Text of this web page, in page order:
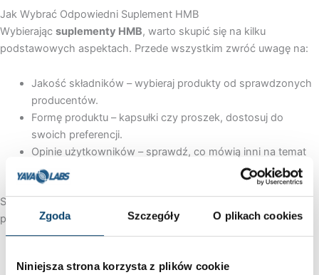
Zgoda Szczegóły O plikach cookies
Niniejsza strona korzysta z plików cookie
Jak Wybrać Odpowiedni Suplement HMB
Wybierając suplementy HMB, warto skupić się na kilku
podstawowych aspektach. Przede wszystkim zwróć uwagę na:
Jakość składników – wybieraj produkty od sprawdzonych
producentów.
Formę produktu – kapsułki czy proszek, dostosuj do
swoich preferencji.
Opinie użytkowników – sprawdź, co mówią inni na temat
skuteczności suplementu.
Stawiając na
pewność najwyższej jakości i skuteczności każdego produktu.